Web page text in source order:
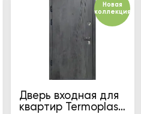
Новая
коллекция
Дверь входная для
квартир Termoplast